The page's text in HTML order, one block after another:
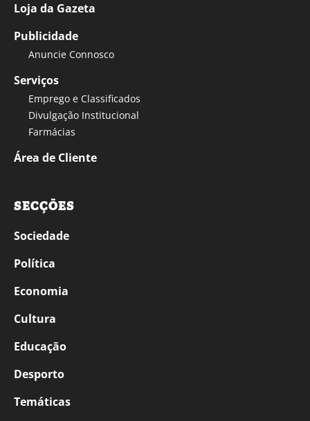
Loja da Gazeta
Publicidade
Anuncie Connosco
Serviços
Emprego e Classificados
Divulgação Institucional
Farmácias
Área de Cliente
SECÇÕES
Sociedade
Política
Economia
Cultura
Educação
Desporto
Temáticas